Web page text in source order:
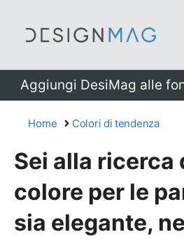
Aggiungi DesiMag alle
Home Colori di tendenza
Sei alla ricerca
colore per le
sia elegante,